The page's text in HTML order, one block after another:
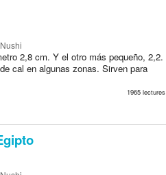
2,8 cm. Y el otro más pequeño, 2,2.
cal en algunas zonas. Sirven para
1965 lectures